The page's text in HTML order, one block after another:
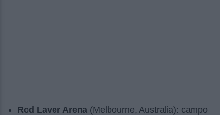
Rod Laver Arena (Melbourne, Australia): campo